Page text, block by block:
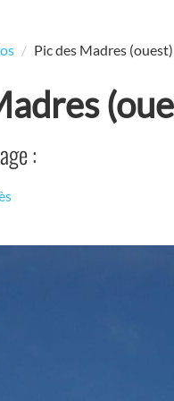
Pic des Madres (ouest)
: